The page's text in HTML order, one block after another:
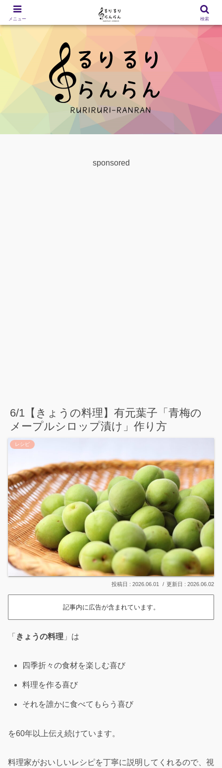
sponsored
6/1【きょうの料理】有元葉子「青梅の
メープルシロップ漬け」作り方
レシピ
2026.06.01 2026.06.02
記事内に広告が含まれています。
「 きょうの料理 」は
四季折々の食材を楽しむ喜び
料理を作る喜び
それを誰かに食べてもらう喜び
を60年以上伝え続けています。
料理家がおいしいレシピを丁寧に説明してくれるので、視
メニュー 検索